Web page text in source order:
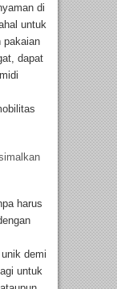
di
untuk
pakaian
dapat
harus
demi
untuk